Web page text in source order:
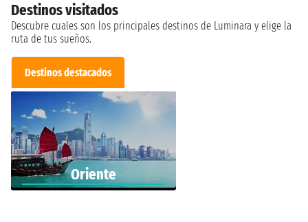
Destinos visitados
Descubre cuales son los principales destinos de Luminara y elige la
ruta de tus sueños.
Destinos destacados
Oriente